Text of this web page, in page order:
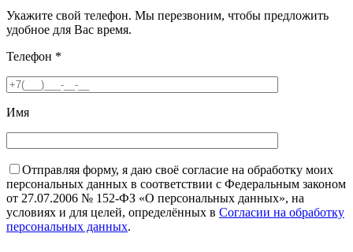
Укажите свой телефон. Мы перезвоним, чтобы предложить
удобное для Вас время.
Телефон *
Имя
Отправляя форму, я даю своё согласие на обработку моих
персональных данных в соответствии с Федеральным законом
от 27.07.2006 № 152-ФЗ «О персональных данных», на
условиях и для целей, определённых в Согласии на обработку
персональных данных.